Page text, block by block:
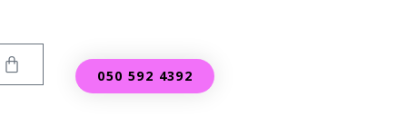
050 592 4392